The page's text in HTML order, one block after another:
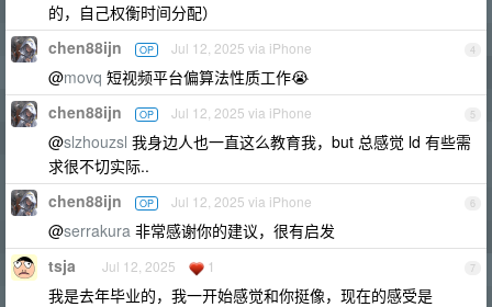
的，自己权衡时间分配）
4
chen88ijn OP Jul 12, 2025 via iPhone
@movq 短视频平台偏算法性质工作😭
5
chen88ijn OP Jul 12, 2025 via iPhone
@slzhouzsl 我身边人也一直这么教育我，but 总感觉 ld 有些需
求很不切实际..
6
chen88ijn OP Jul 12, 2025 via iPhone
@serrakura 非常感谢你的建议，很有启发
7
tsja Jul 12, 2025 1
我是去年毕业的，我一开始感觉和你挺像，现在的感受是